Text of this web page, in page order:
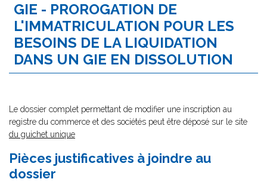
GIE - PROROGATION DE
L'IMMATRICULATION POUR LES
BESOINS DE LA LIQUIDATION
DANS UN GIE EN DISSOLUTION
Le dossier complet permettant de modifier une inscription au
registre du commerce et des sociétés peut être déposé sur le site
du guichet unique
Pièces justificatives à joindre au
dossier